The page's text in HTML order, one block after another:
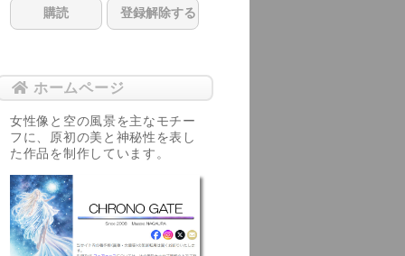
ホームページ
女性像と空の風景を主なモチー
フに、原初の美と神秘性を表し
た作品を制作しています。